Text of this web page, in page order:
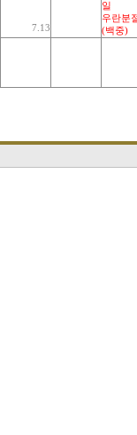
7.13
일
우란분
(백중)